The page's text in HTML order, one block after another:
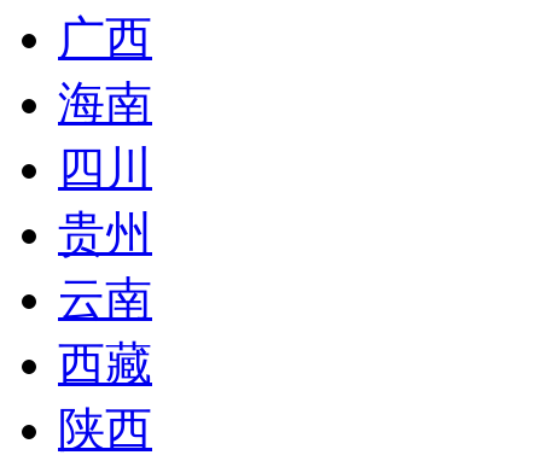
广西
海南
四川
贵州
云南
西藏
陕西